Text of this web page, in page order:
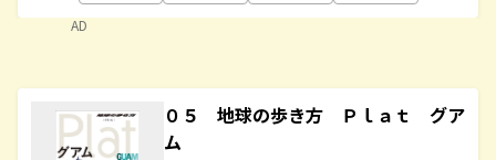
AD
０５ 地球の歩き方 Ｐｌａｔ グア
ム